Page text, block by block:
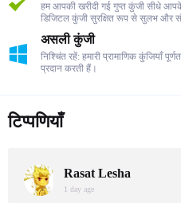
हम आपकी खरीदी गई गुप्त कुंजी सीधे
डिजिटल कुंजी सुरक्षित रूप से सुलभ और
असली कुंजी
निश्चिंत रहें: हमारी प्रामाणिक कुंजियाँ
प्रदान करती हैं।
टिप्पणियाँ
Rasat Lesha
1 day age